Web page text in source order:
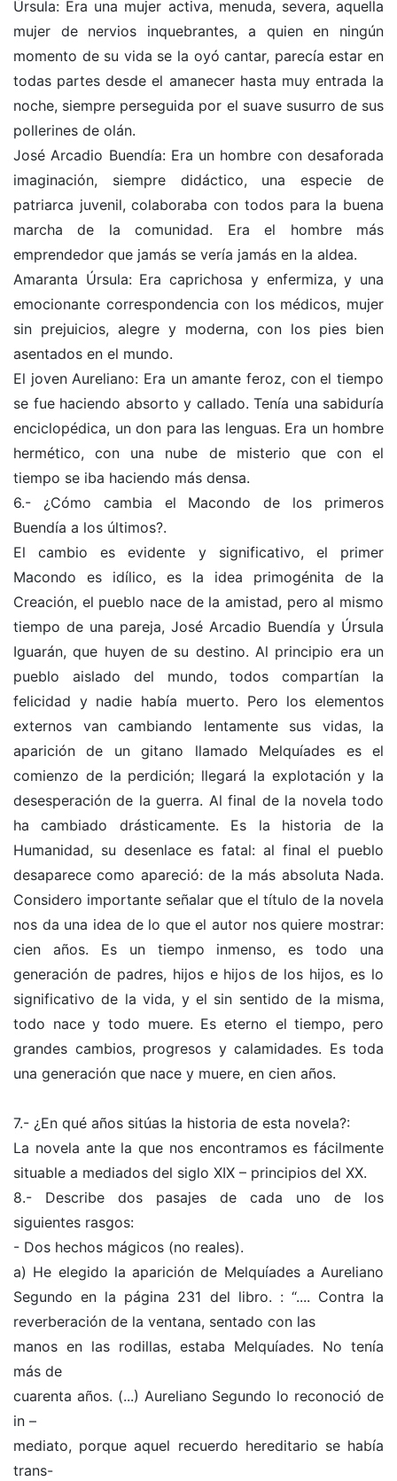
Úrsula: Era una mujer activa, menuda, severa, aquella
mujer de nervios inquebrantes, a quien en ningún
momento de su vida se la oyó cantar, parecía estar en
todas partes desde el amanecer hasta muy entrada la
noche, siempre perseguida por el suave susurro de sus
pollerines de olán.
José Arcadio Buendía: Era un hombre con desaforada
imaginación, siempre didáctico, una especie de
patriarca juvenil, colaboraba con todos para la buena
marcha de la comunidad. Era el hombre más
emprendedor que jamás se vería jamás en la aldea.
Amaranta Úrsula: Era caprichosa y enfermiza, y una
emocionante correspondencia con los médicos, mujer
sin prejuicios, alegre y moderna, con los pies bien
asentados en el mundo.
El joven Aureliano: Era un amante feroz, con el tiempo
se fue haciendo absorto y callado. Tenía una sabiduría
enciclopédica, un don para las lenguas. Era un hombre
hermético, con una nube de misterio que con el
tiempo se iba haciendo más densa.
6.- ¿Cómo cambia el Macondo de los primeros
Buendía a los últimos?.
El cambio es evidente y significativo, el primer
Macondo es idílico, es la idea primogénita de la
Creación, el pueblo nace de la amistad, pero al mismo
tiempo de una pareja, José Arcadio Buendía y Úrsula
Iguarán, que huyen de su destino. Al principio era un
pueblo aislado del mundo, todos compartían la
felicidad y nadie había muerto. Pero los elementos
externos van cambiando lentamente sus vidas, la
aparición de un gitano llamado Melquíades es el
comienzo de la perdición; llegará la explotación y la
desesperación de la guerra. Al final de la novela todo
ha cambiado drásticamente. Es la historia de la
Humanidad, su desenlace es fatal: al final el pueblo
desaparece como apareció: de la más absoluta Nada.
Considero importante señalar que el título de la novela
nos da una idea de lo que el autor nos quiere mostrar:
cien años. Es un tiempo inmenso, es todo una
generación de padres, hijos e hijos de los hijos, es lo
significativo de la vida, y el sin sentido de la misma,
todo nace y todo muere. Es eterno el tiempo, pero
grandes cambios, progresos y calamidades. Es toda
una generación que nace y muere, en cien años.
7.- ¿En qué años sitúas la historia de esta novela?:
La novela ante la que nos encontramos es fácilmente
situable a mediados del siglo XIX – principios del XX.
8.- Describe dos pasajes de cada uno de los
siguientes rasgos:
- Dos hechos mágicos (no reales).
a) He elegido la aparición de Melquíades a Aureliano
Segundo en la página 231 del libro. : “.... Contra la
reverberación de la ventana, sentado con las
manos en las rodillas, estaba Melquíades. No tenía
más de
cuarenta años. (...) Aureliano Segundo lo reconoció de
in –
mediato, porque aquel recuerdo hereditario se había
trans-